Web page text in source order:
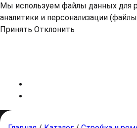
Мы используем файлы данных для
аналитики и персонализации
Принять Отклонить